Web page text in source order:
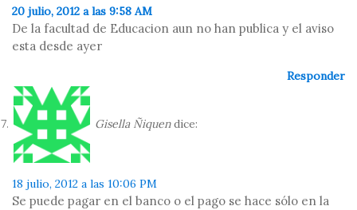
20 julio, 2012 a las 9:58 AM
De la facultad de Educacion aun no han publica y el aviso
esta desde ayer
Responder
Gisella Ñiquen dice:
18 julio, 2012 a las 10:06 PM
Se puede pagar en el banco o el pago se hace sólo en la